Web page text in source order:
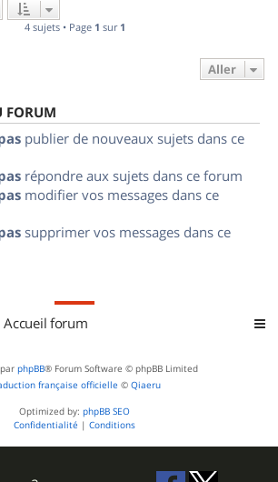
4 sujets • Page 1 sur 1
Aller
FORUM
publier de nouveaux sujets dans ce
répondre aux sujets dans ce forum
modifier vos messages dans ce
supprimer vos messages dans ce
Accueil forum
phpBB® Forum Software © phpBB Limited
française officielle © Qiaeru
Optimized by: phpBB SEO
Confidentialité | Conditions